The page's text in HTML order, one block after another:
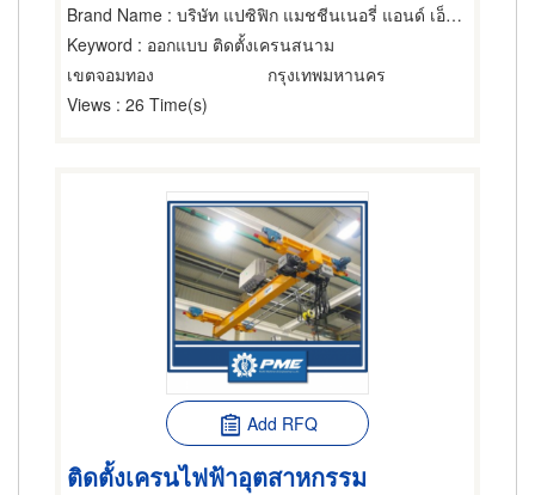
Brand Name : บริษัท แปซิฟิก แมชชีนเนอรี่ แอนด์ เอ็นจิเนียริ่ง
Keyword : ออกแบบ ติดตั้งเครนสนาม
เขตจอมทอง
กรุงเทพมหานคร
Views : 26 Time(s)
Add RFQ
ติดตั้งเครนไฟฟ้าอุตสาหกรรม